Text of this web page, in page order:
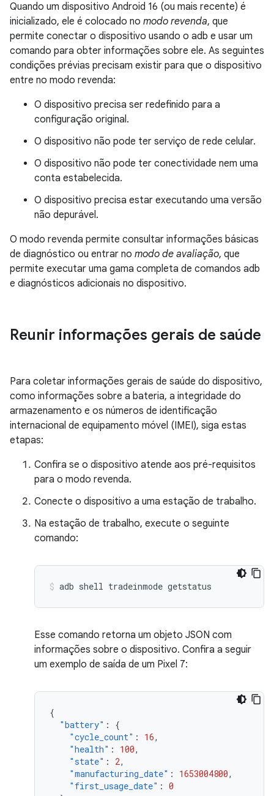
Quando um dispositivo Android 16 (ou mais recente) é
inicializado, ele é colocado no modo revenda, que
permite conectar o dispositivo usando o adb e usar um
comando para obter informações sobre ele. As seguintes
condições prévias precisam existir para que o dispositivo
entre no modo revenda:
O dispositivo precisa ser redefinido para a
configuração original.
O dispositivo não pode ter serviço de rede celular.
O dispositivo não pode ter conectividade nem uma
conta estabelecida.
O dispositivo precisa estar executando uma versão
não depurável.
O modo revenda permite consultar informações básicas
de diagnóstico ou entrar no modo de avaliação, que
permite executar uma gama completa de comandos adb
e diagnósticos adicionais no dispositivo.
Reunir informações gerais de saúde
Para coletar informações gerais de saúde do dispositivo,
como informações sobre a bateria, a integridade do
armazenamento e os números de identificação
internacional de equipamento móvel (IMEI), siga estas
etapas:
Confira se o dispositivo atende aos pré-requisitos
para o modo revenda.
Conecte o dispositivo a uma estação de trabalho.
Na estação de trabalho, execute o seguinte
comando:
adb shell tradeinmode getstatus
Esse comando retorna um objeto JSON com
informações sobre o dispositivo. Confira a seguir
um exemplo de saída de um Pixel 7:
{
"battery" :
{
"cycle_count" : 16,
"health" : 100,
"state" : 2,
"manufacturing_date" : 1653004800,
"first_usage_date" : 0